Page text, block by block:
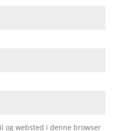
og websted i denne browser